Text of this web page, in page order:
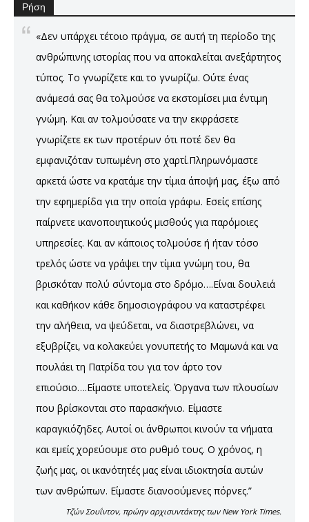
Ρήση
«Δεν υπάρχει τέτοιο πράγμα, σε αυτή τη περίοδο της
ανθρώπινης ιστορίας που να αποκαλείται ανεξάρτητος
τύπος. Το γνωρίζετε και το γνωρίζω. Ούτε ένας
ανάμεσά σας θα τολμούσε να εκστομίσει μια έντιμη
γνώμη. Και αν τολμούσατε να την εκφράσετε
γνωρίζετε εκ των προτέρων ότι ποτέ δεν θα
εμφανιζόταν τυπωμένη στο χαρτί.Πληρωνόμαστε
αρκετά ώστε να κρατάμε την τίμια άποψή μας, έξω από
την εφημερίδα για την οποία γράφω. Εσείς επίσης
παίρνετε ικανοποιητικούς μισθούς για παρόμοιες
υπηρεσίες. Και αν κάποιος τολμούσε ή ήταν τόσο
τρελός ώστε να γράψει την τίμια γνώμη του, θα
βρισκόταν πολύ σύντομα στο δρόμο….Είναι δουλειά
και καθήκον κάθε δημοσιογράφου να καταστρέφει
την αλήθεια, να ψεύδεται, να διαστρεβλώνει, να
εξυβρίζει, να κολακεύει γονυπετής το Μαμωνά και να
πουλάει τη Πατρίδα του για τον άρτο τον
επιούσιο….Είμαστε υποτελείς. Όργανα των πλουσίων
που βρίσκονται στο παρασκήνιο. Είμαστε
καραγκιόζηδες. Αυτοί οι άνθρωποι κινούν τα νήματα
και εμείς χορεύουμε στο ρυθμό τους. Ο χρόνος, η
ζωής μας, οι ικανότητές μας είναι ιδιοκτησία αυτών
των ανθρώπων. Είμαστε διανοούμενες πόρνες.”
Τζών Σουΐντον, πρώην αρχισυντάκτης των New York Times.